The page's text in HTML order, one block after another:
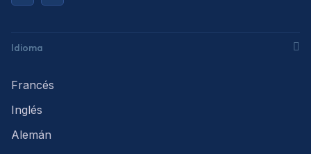
Idioma
Francés
Inglés
Alemán